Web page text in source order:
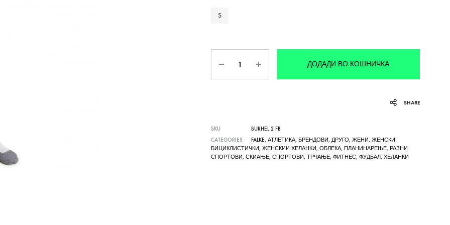
S
ДОДАДИ ВО КОШНИЧКА
SHARE
SKU
BURHEL 2 FB
CATEGORIES
FALKE, АТЛЕТИКА, БРЕНДОВИ, ДРУГО, ЖЕНИ, ЖЕНСКИ
БИЦИКЛИСТИЧКИ, ЖЕНСКИИ ХЕЛАНКИ, ОБЛЕКА, ПЛАНИНАРЕЊЕ, РАЗНИ
СПОРТОВИ, СКИАЊЕ, СПОРТОВИ, ТРЧАЊЕ, ФИТНЕС, ФУДБАЛ, ХЕЛАНКИ